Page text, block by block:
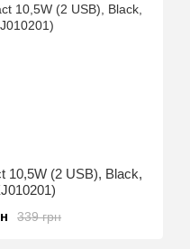
10,5W (2 USB), Black,
339 грн